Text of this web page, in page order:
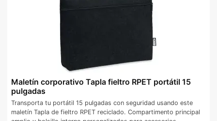
Maletín corporativo Tapla fieltro RPET portátil 15
pulgadas
Transporta tu portátil 15 pulgadas con seguridad usando este
maletín Tapla de fieltro RPET reciclado. Compartimento principal